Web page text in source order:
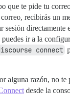
que te pide tu
recibirás un
sesión directamente
ir a la
connect
alguna razón, no te
desde la